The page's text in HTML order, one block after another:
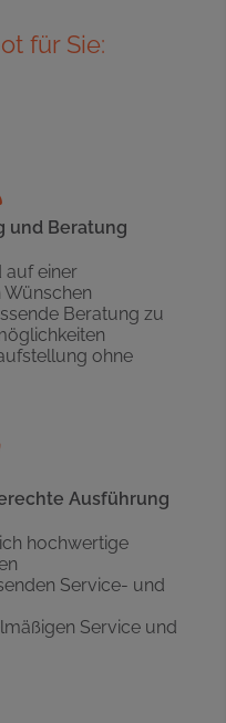
für Sie:
und Beratung
auf einer
Beratung zu
ohne
Ausführung
hochwertige
Service- und
Service und